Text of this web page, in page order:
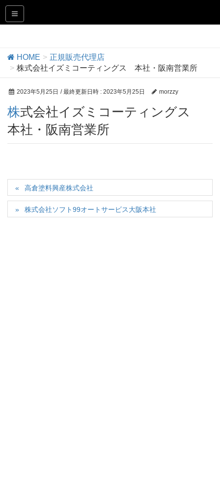
HOME
正規販売代理店
株式会社イズミコーティングス 本社・阪南営業所
2023年5月25日 / 最終更新日時 : 2023年5月25日 morzzy
株式会社イズミコーティングス
本社・阪南営業所
高倉塗料興産株式会社
株式会社ソフト99オートサービス大阪本社